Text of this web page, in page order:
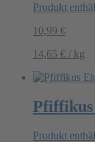
Produkt
10,99 €
14,65 € / kg
Pfiffikus
Produkt